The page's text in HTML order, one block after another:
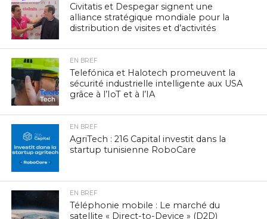
Civitatis et Despegar signent une
alliance stratégique mondiale pour la
distribution de visites et d’activités
EN BREF
Telefónica et Halotech promeuvent la
sécurité industrielle intelligente aux USA
grâce à l’IoT et à l’IA
EN BREF
AgriTech : 216 Capital investit dans la
startup tunisienne RoboCare
EN BREF
Téléphonie mobile : Le marché du
satellite « Direct-to-Device » (D2D)